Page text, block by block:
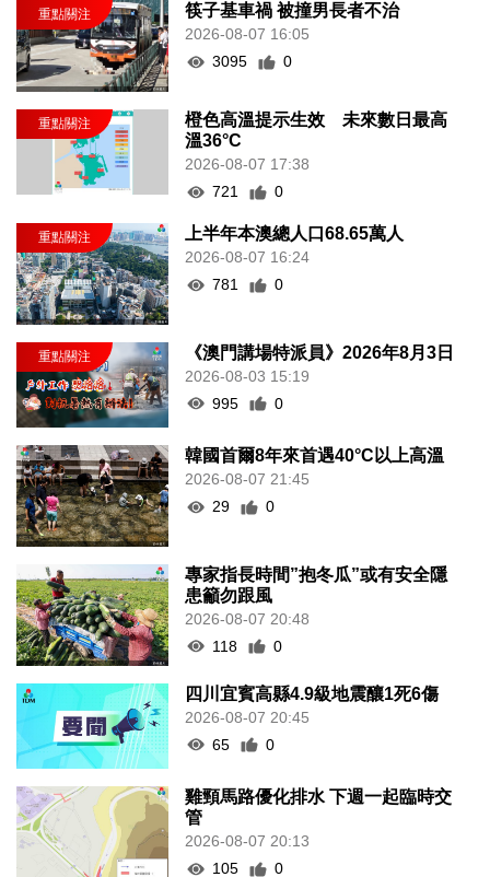
筷子基車禍 被撞男長者不治
2026-08-07 16:05
3095
0
橙色高溫提示生效 未來數日最高
溫36°C
2026-08-07 17:38
721
0
上半年本澳總人口68.65萬人
2026-08-07 16:24
781
0
《澳門講場特派員》2026年8月3日
2026-08-03 15:19
995
0
韓國首爾8年來首遇40°C以上高溫
2026-08-07 21:45
29
0
專家指長時間”抱冬瓜”或有安全隱
患籲勿跟風
2026-08-07 20:48
118
0
四川宜賓高縣4.9級地震釀1死6傷
2026-08-07 20:45
65
0
雞頸馬路優化排水 下週一起臨時交
管
2026-08-07 20:13
105
0